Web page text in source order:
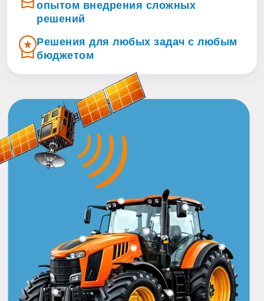
опытом внедрения сложных
решений
Решения для любых задач с любым
бюджетом